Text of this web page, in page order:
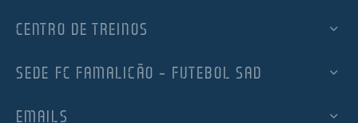
CENTRO DE TREINOS
SEDE FC FAMALICÃO – FUTEBOL SAD
EMAILS